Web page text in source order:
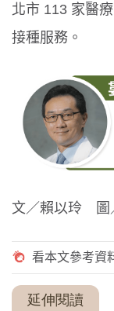
北市 113 家醫
接種服務。
文／賴以玲 圖